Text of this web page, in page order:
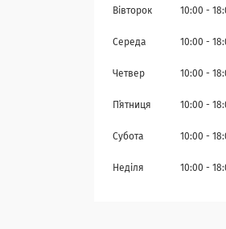
Вівторок 10:00
Середа 10:00
Четвер 10:00
Пʼятниця 10:00
Субота 10:00
Неділя 10:00